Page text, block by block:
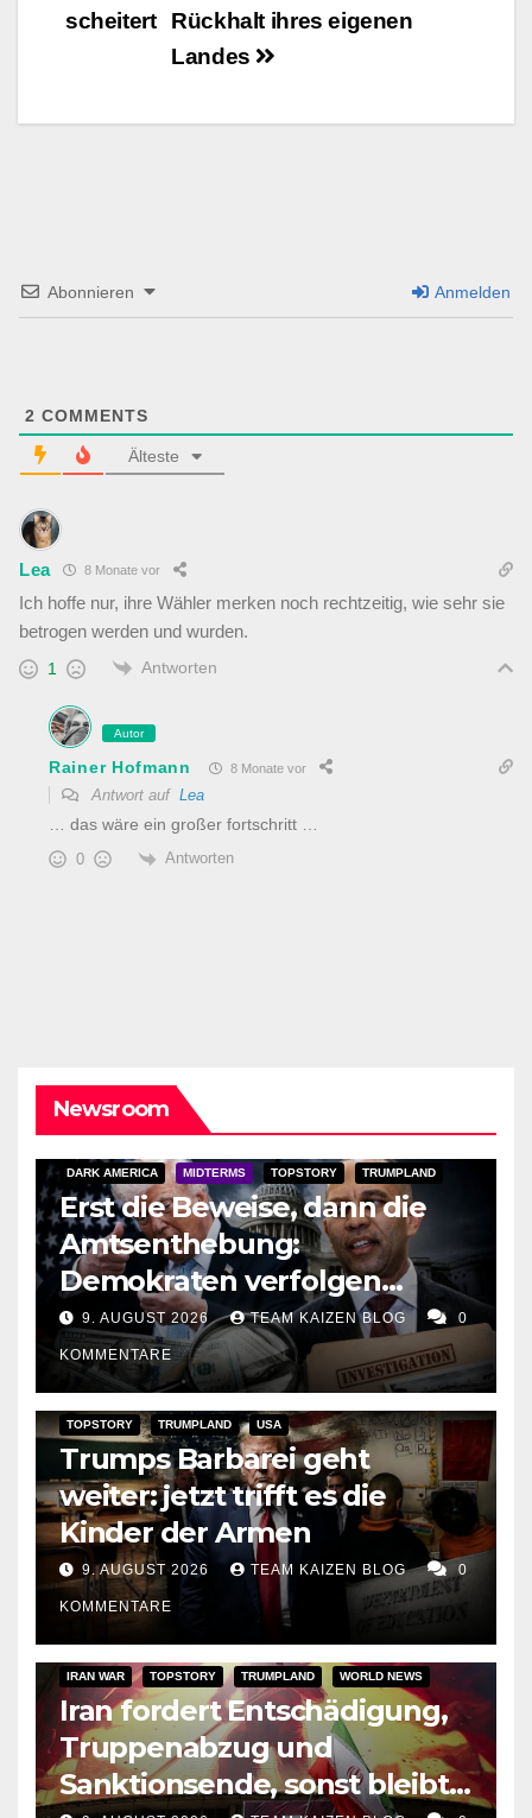
Rückhalt ihres eigenen
Landes
scheitert
Abonnieren Anmelden
2 COMMENTS
Älteste
Lea 8 Monate vor
Ich hoffe nur, ihre Wähler merken noch rechtzeitig, wie sehr sie
betrogen werden und wurden.
1 Antworten
Autor
Rainer Hofmann 8 Monate vor
Antwort auf Lea
… das wäre ein großer fortschritt …
0 Antworten
Newsroom
DARK AMERICA MIDTERMS TOPSTORY TRUMPLAND
Erst die Beweise, dann die
Amtsenthebung:
Demokraten verfolgen
Trumps Geldspur und
bereiten den Angriff auf
seine Präsidentschaft vor
9. AUGUST 2026 TEAM KAIZEN BLOG 0
KOMMENTARE
TOPSTORY TRUMPLAND USA
Trumps Barbarei geht
weiter: jetzt trifft es die
Kinder der Armen
9. AUGUST 2026 TEAM KAIZEN BLOG 0
KOMMENTARE
IRAN WAR TOPSTORY TRUMPLAND WORLD NEWS
Iran fordert Entschädigung,
Truppenabzug und
Sanktionsende, sonst bleibt